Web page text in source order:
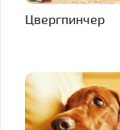
Цвергпинчер